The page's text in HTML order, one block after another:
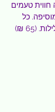
טעמים
כל
(65 ₪)